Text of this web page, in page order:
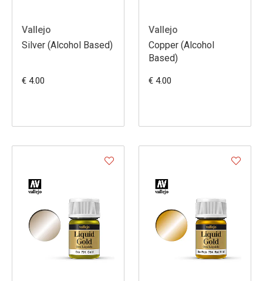
Vallejo
Silver (Alcohol Based)
€ 4.00
Vallejo
Copper (Alcohol
Based)
€ 4.00